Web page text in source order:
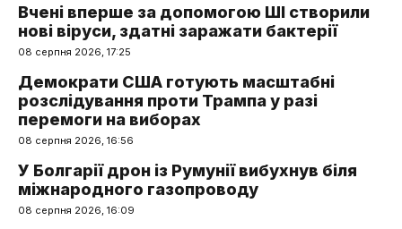
Вчені вперше за допомогою ШІ створили
нові віруси, здатні заражати бактерії
08 серпня 2026, 17:25
Демократи США готують масштабні
розслідування проти Трампа у разі
перемоги на виборах
08 серпня 2026, 16:56
У Болгарії дрон із Румунії вибухнув біля
міжнародного газопроводу
08 серпня 2026, 16:09